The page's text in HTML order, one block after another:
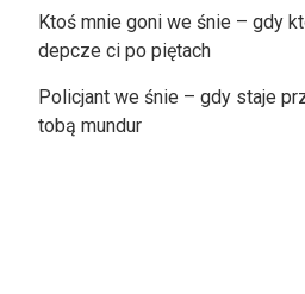
Ktoś mnie goni we śnie – gdy
depcze ci po piętach
Policjant we śnie – gdy staje
tobą mundur